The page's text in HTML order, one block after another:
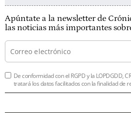
Apúntate a la newsletter de
las noticias más importantes
De conformidad con el RGPD y la LOPDGDD,
tratará los datos facilitados con la finalidad de